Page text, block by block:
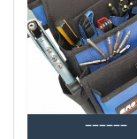
------